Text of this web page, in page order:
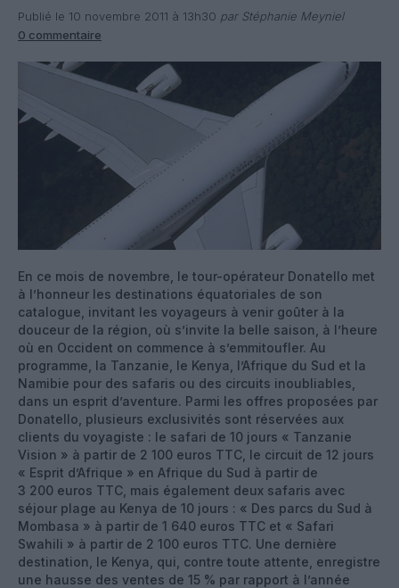
Publié le 10 novembre 2011 à 13h30 par Stéphanie Meyniel
0 commentaire
En ce mois de novembre, le tour-opérateur Donatello met
à l’honneur les destinations équatoriales de son
catalogue, invitant les voyageurs à venir goûter à la
douceur de la région, où s’invite la belle saison, à l’heure
où en Occident on commence à s’emmitoufler. Au
programme, la Tanzanie, le Kenya, l’Afrique du Sud et la
Namibie pour des safaris ou des circuits inoubliables,
dans un esprit d’aventure. Parmi les offres proposées par
Donatello, plusieurs exclusivités sont réservées aux
clients du voyagiste : le safari de 10 jours « Tanzanie
Vision » à partir de 2 100 euros TTC, le circuit de 12 jours
« Esprit d’Afrique » en Afrique du Sud à partir de
3 200 euros TTC, mais également deux safaris avec
séjour plage au Kenya de 10 jours : « Des parcs du Sud à
Mombasa » à partir de 1 640 euros TTC et « Safari
Swahili » à partir de 2 100 euros TTC. Une dernière
destination, le Kenya, qui, contre toute attente, enregistre
une hausse des ventes de 15 % par rapport à l’année